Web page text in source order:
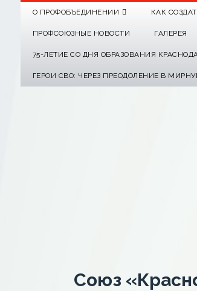
О ПРОФОБЪЕДИНЕНИИ КАК
ПРОФСОЮЗНЫЕ НОВОСТИ ГАЛЕРЕЯ
75-ЛЕТИЕ СО ДНЯ ОБРАЗОВАНИЯ
ГЕРОИ СВО: ЧЕРЕЗ ПРЕОДОЛЕНИЕ В
Союз